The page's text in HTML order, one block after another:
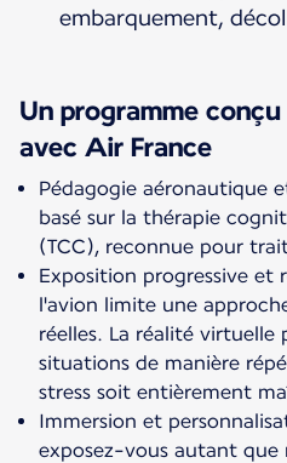
embarquement,
Un programme
avec Air France
Pédagogie aéronautique
basé sur la thérapie
(TCC), reconnue pour
Exposition progressive et
l'avion limite une
réelles. La réalité virtuelle
situations de manière
stress soit entièrement
Immersion et
exposez-vous autant que